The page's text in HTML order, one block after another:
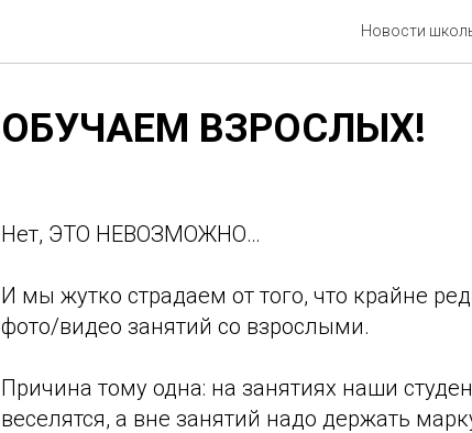
Новости
ОБУЧАЕМ ВЗРОСЛЫХ!
Нет, ЭТО НЕВОЗМОЖНО…
И мы жутко страдаем от того, что крайне
фото/видео занятий со взрослыми.
Причина тому одна: на занятиях наши
веселятся, а вне занятий надо держать